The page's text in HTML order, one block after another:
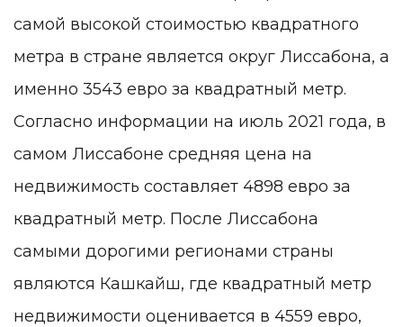
самой высокой стоимостью квадратного
метра в стране является округ Лиссабона, а
именно 3543 евро за квадратный метр.
Согласно информации на июль 2021 года, в
самом Лиссабоне средняя цена на
недвижимость составляет 4898 евро за
квадратный метр. После Лиссабона
самыми дорогими регионами страны
являются Кашкайш, где квадратный метр
недвижимости оценивается в 4559 евро,